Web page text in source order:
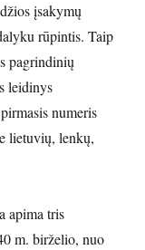
įsakymų
rūpintis. Taip
pagrindinių
leidinys
numeris
lietuvių, lenkų,
apima tris
m. birželio, nuo